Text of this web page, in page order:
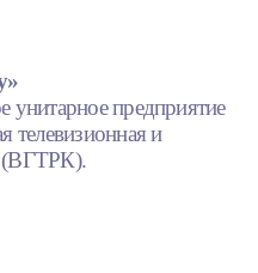
унитарное предприятие
телевизионная и
(ВГТРК).